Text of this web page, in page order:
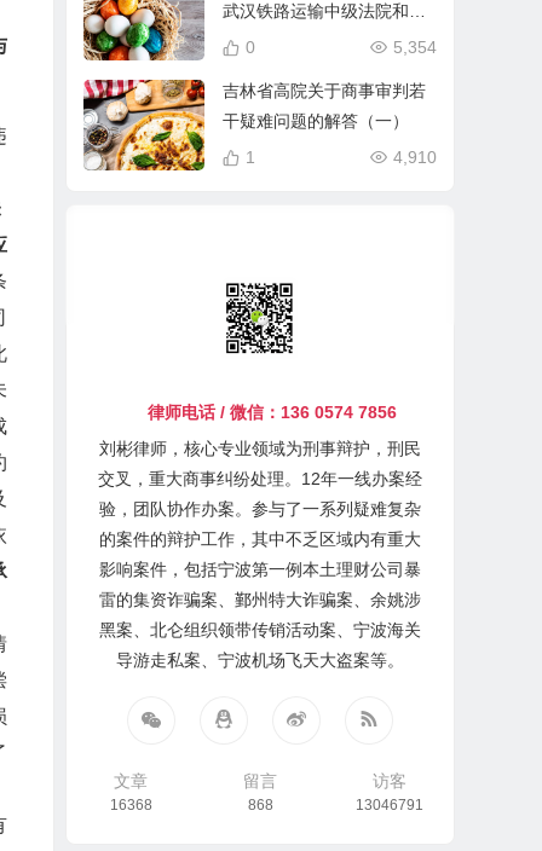
武汉铁路运输中级法院和武
汉、襄阳铁路运输法院受理
163 号
5,354
0
吉林省高院关于商事审判若
干疑难问题的解答（一）
4,910
1
律师电话 / 微信：136 0574 7856
刘彬律师，核心专业领域为刑事辩护，刑民
交叉，重大商事纠纷处理。12年一线办案经
验，团队协作办案。参与了一系列疑难复杂
的案件的辩护工作，其中不乏区域内有重大
影响案件，包括宁波第一例本土理财公司暴
雷的集资诈骗案、鄞州特大诈骗案、余姚涉
黑案、北仑组织领带传销活动案、宁波海关
导游走私案、宁波机场飞天大盗案等。
文章
16368
留言
868
访客
13046791